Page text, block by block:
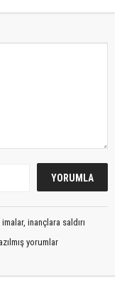
inançlara saldırı
yorumlar